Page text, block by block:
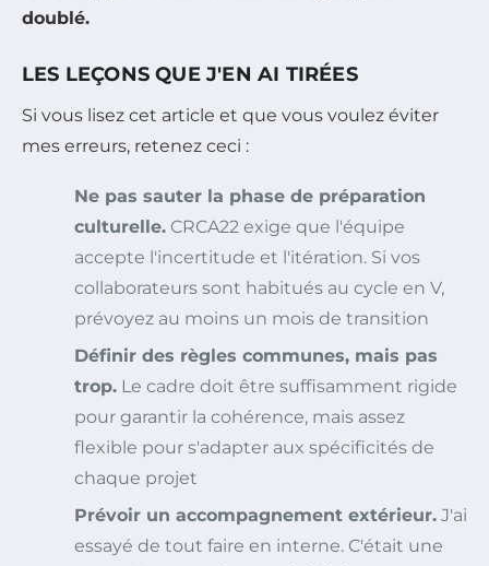
doublé.
LES LEÇONS QUE J'EN AI TIRÉES
Si vous lisez cet article et que vous voulez éviter
mes erreurs, retenez ceci :
Ne pas sauter la phase de préparation
culturelle. CRCA22 exige que l'équipe
accepte l'incertitude et l'itération. Si vos
collaborateurs sont habitués au cycle en V,
prévoyez au moins un mois de transition
Définir des règles communes, mais pas
trop. Le cadre doit être suffisamment rigide
pour garantir la cohérence, mais assez
flexible pour s'adapter aux spécificités de
chaque projet
Prévoir un accompagnement extérieur. J'ai
essayé de tout faire en interne. C'était une